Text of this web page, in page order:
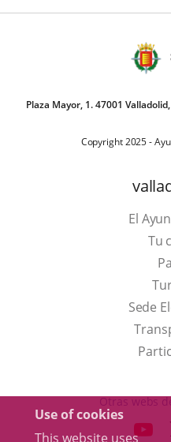
Use of cookies
This website uses
Plaza Mayor, 1. 47001
Copyright 2025 -
El
Tu
Sede
Otras webs